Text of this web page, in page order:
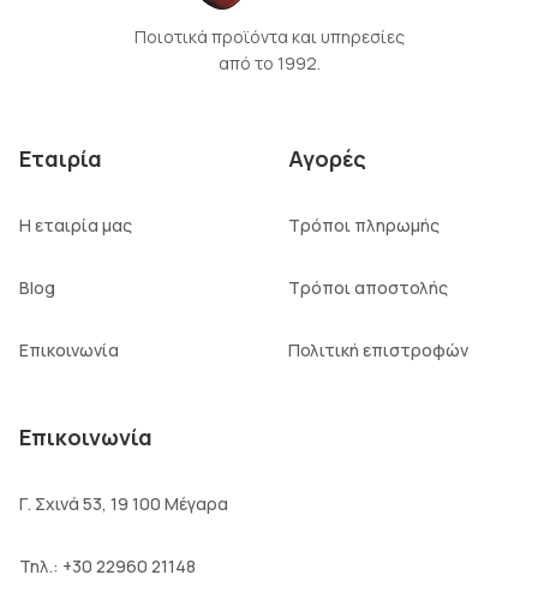
Ποιοτικά προϊόντα και υπηρεσίες
από το 1992.
Εταιρία
Η εταιρία μας
Blog
Επικοινωνία
Αγορές
Τρόποι πληρωμής
Τρόποι αποστολής
Πολιτική επιστροφών
Επικοινωνία
Γ. Σχινά 53, 19 100 Μέγαρα
Τηλ.: +30 22960 21148